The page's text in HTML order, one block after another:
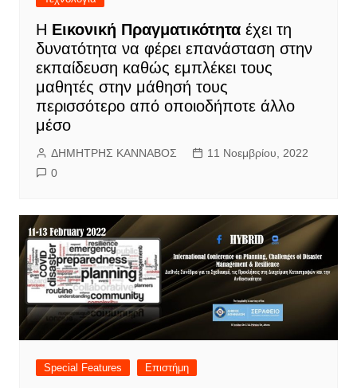
Η Εικονική Πραγματικότηταέχει τη
δυνατότητα να φέρει επανάσταση στην
εκπαίδευση καθώς εμπλέκει τους
μαθητές στην μάθησή τους
περισσότερο από οποιοδήποτε άλλο
μέσο
ΔΗΜΗΤΡΗΣ ΚΑΝΝΑΒΟΣ
11 Νοεμβρίου, 2022
0
Special Features Επιστήμη